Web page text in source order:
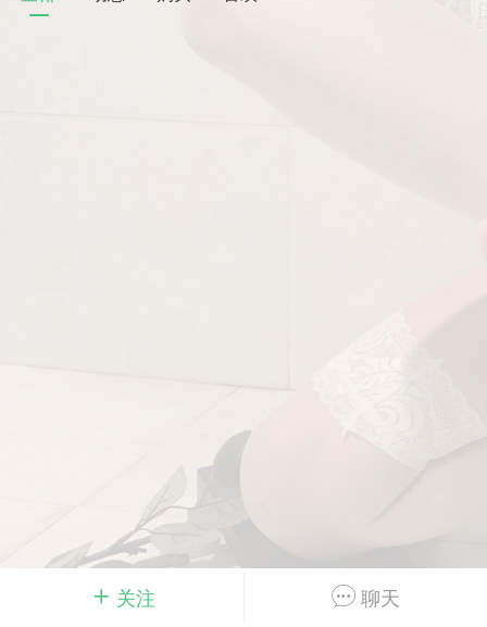
关注 聊天